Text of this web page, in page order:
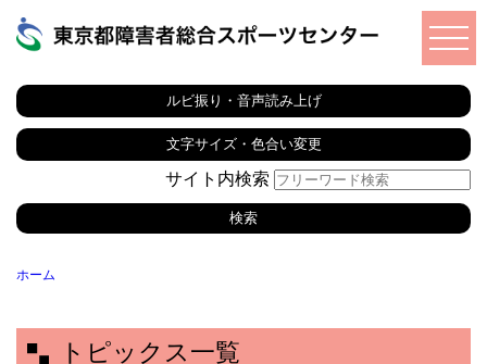
ルビ振り・音声読み上げ
文字サイズ・色合い変更
サイト内検索
ホーム
トピックス一覧